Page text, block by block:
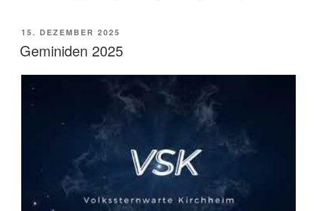
VERÖFFENTLICHT
AM
15. DEZEMBER 2025
Geminiden 2025